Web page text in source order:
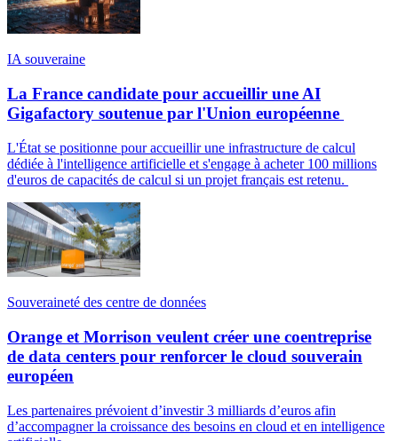
IA souveraine
La France candidate pour accueillir une AI
Gigafactory soutenue par l'Union européenne
L'État se positionne pour accueillir une infrastructure de calcul
dédiée à l'intelligence artificielle et s'engage à acheter 100 millions
d'euros de capacités de calcul si un projet français est retenu.
Souveraineté des centre de données
Orange et Morrison veulent créer une coentreprise
de data centers pour renforcer le cloud souverain
européen
Les partenaires prévoient d’investir 3 milliards d’euros afin
d’accompagner la croissance des besoins en cloud et en intelligence